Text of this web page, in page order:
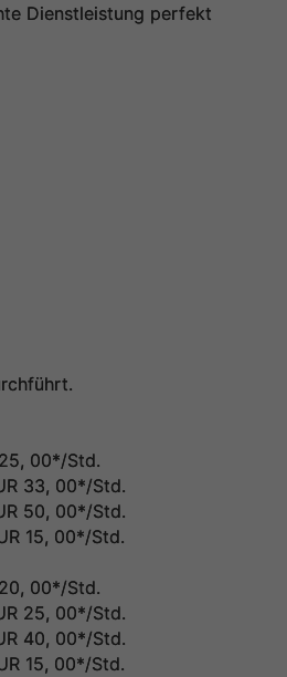
Dienstleistung perfekt
00*/Std.
33, 00*/Std.
50, 00*/Std.
15, 00*/Std.
00*/Std.
25, 00*/Std.
40, 00*/Std.
15, 00*/Std.